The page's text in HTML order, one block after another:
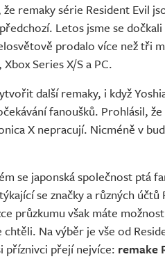
remaky série Resident Evil
Letos jsme se dočkali
prodalo více než tři
Series X/S a PC.
další remaky, i když
fanoušků. Prohlásil,
X nepracují. Nicméně v
se japonská společnost ptá
se značky a různých účtů
průzkumu však máte
Na výběr je vše od
příznivci přejí nejvíce: remake